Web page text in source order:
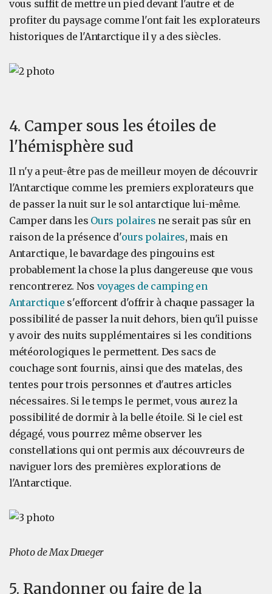
vous suffit de mettre un pied devant l'autre et de
profiter du paysage comme l'ont fait les explorateurs
historiques de l'Antarctique il y a des siècles.
4. Camper sous les étoiles de
l'hémisphère sud
Il n'y a peut-être pas de meilleur moyen de découvrir
l'Antarctique comme les premiers explorateurs que
de passer la nuit sur le sol antarctique lui-même.
Camper dans les Ours polaires ne serait pas sûr en
raison de la présence d'ours polaires, mais en
Antarctique, le bavardage des pingouins est
probablement la chose la plus dangereuse que vous
rencontrerez. Nos voyages de camping en
Antarctique s'efforcent d'offrir à chaque passager la
possibilité de passer la nuit dehors, bien qu'il puisse
y avoir des nuits supplémentaires si les conditions
météorologiques le permettent. Des sacs de
couchage sont fournis, ainsi que des matelas, des
tentes pour trois personnes et d'autres articles
nécessaires. Si le temps le permet, vous aurez la
possibilité de dormir à la belle étoile. Si le ciel est
dégagé, vous pourrez même observer les
constellations qui ont permis aux découvreurs de
naviguer lors des premières explorations de
l'Antarctique.
Photo de Max Draeger
5. Randonner ou faire de la